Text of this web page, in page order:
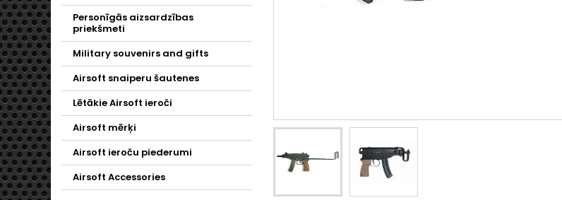
Personīgās aizsardzības
priekšmeti
Military souvenirs and gifts
Airsoft snaiperu šautenes
Lētākie Airsoft ieroči
Airsoft mērķi
Airsoft ieroču piederumi
Airsoft Accessories